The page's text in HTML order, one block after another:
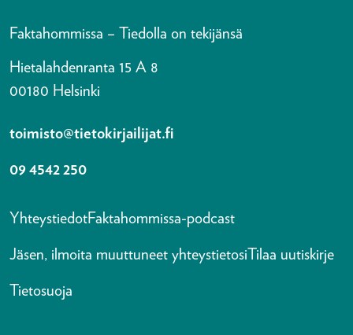
Faktahommissa – Tiedolla on tekijänsä
Hietalahdenranta 15 A 8
00180 Helsinki
toimisto@tietokirjailijat.fi
09 4542 250
YhteystiedotFaktahommissa-podcast
Jäsen, ilmoita muuttuneet yhteystietosi Tilaa uutiskirje
Tietosuoja